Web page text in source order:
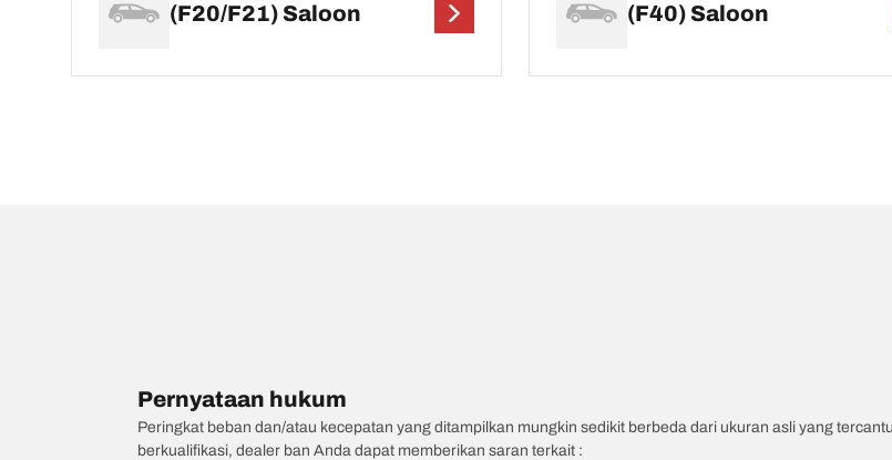
(F20/F21) Saloon (F40) Saloon
Pernyataan hukum
Peringkat beban dan/atau kecepatan yang ditampilkan mungkin sedikit berbeda dari ukuran asli yang
berkualifikasi, dealer ban Anda dapat memberikan saran terkait :